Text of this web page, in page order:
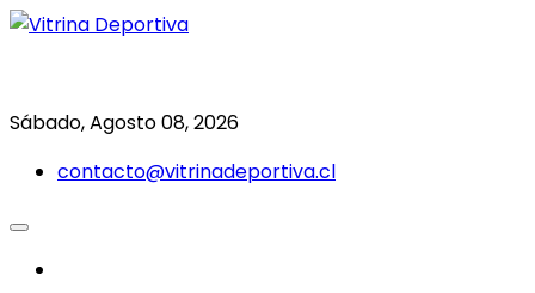
Saltar
Sábado, Agosto 08, 2026
contacto@vitrinadeportiva.cl